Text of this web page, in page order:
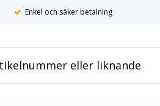
Enkel och säker betalning